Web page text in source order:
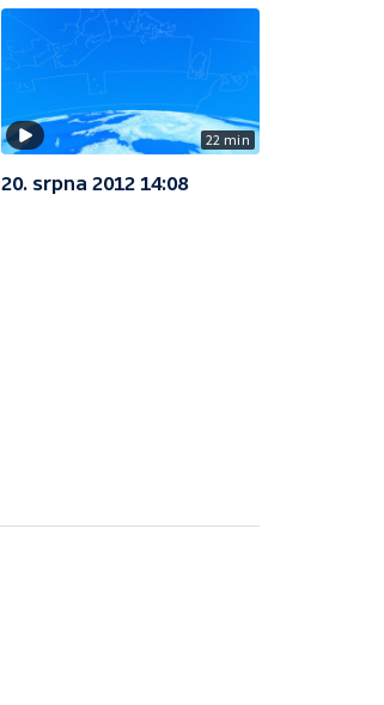
22 min
20. srpna 2012 14:08